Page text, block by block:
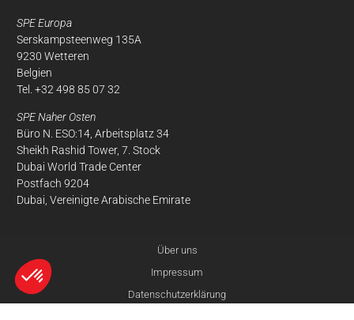
SPE Europa
Serskampsteenweg 135A
9230 Wetteren
Belgien
Tel. +32 498 85 07 32
SPE Naher Osten
Büro N. ESO:14, Arbeitsplatz 34
Sheikh Rashid Tower, 7. Stock
Dubai World Trade Center
Postfach 9204
Dubai, Vereinigte Arabische Emirate
Über uns
Impressum
Datenschutzerklärung